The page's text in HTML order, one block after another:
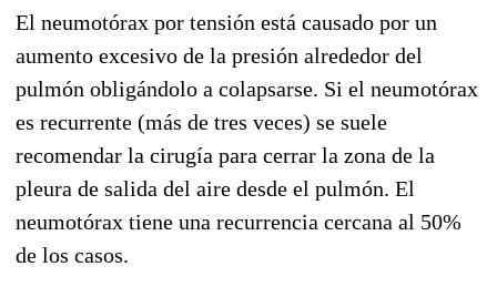
El neumotórax por tensión está causado por un
aumento excesivo de la presión alrededor del
pulmón obligándolo a colapsarse. Si el neumotórax
es recurrente (más de tres veces) se suele
recomendar la cirugía para cerrar la zona de la
pleura de salida del aire desde el pulmón. El
neumotórax tiene una recurrencia cercana al 50%
de los casos.